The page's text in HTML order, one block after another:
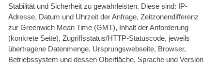
Stabilität und Sicherheit zu gewährleisten. Diese sind: IP-
Adresse, Datum und Uhrzeit der Anfrage, Zeitzonendifferenz
zur Greenwich Mean Time (GMT), Inhalt der Anforderung
(konkrete Seite), Zugriffsstatus/HTTP-Statuscode, jeweils
übertragene Datenmenge, Ursprungswebseite, Browser,
Betriebssystem und dessen Oberfläche, Sprache und Version